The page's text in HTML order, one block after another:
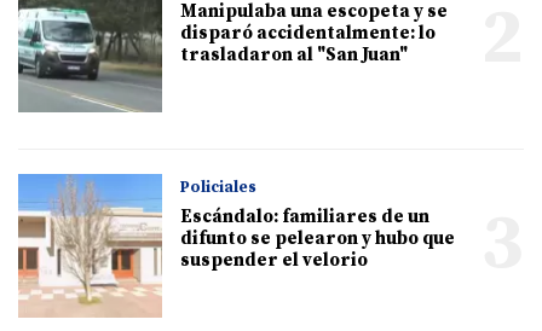
Manipulaba una escopeta y se
disparó accidentalmente: lo
trasladaron al "San Juan"
Policiales
Escándalo: familiares de un
difunto se pelearon y hubo que
suspender el velorio